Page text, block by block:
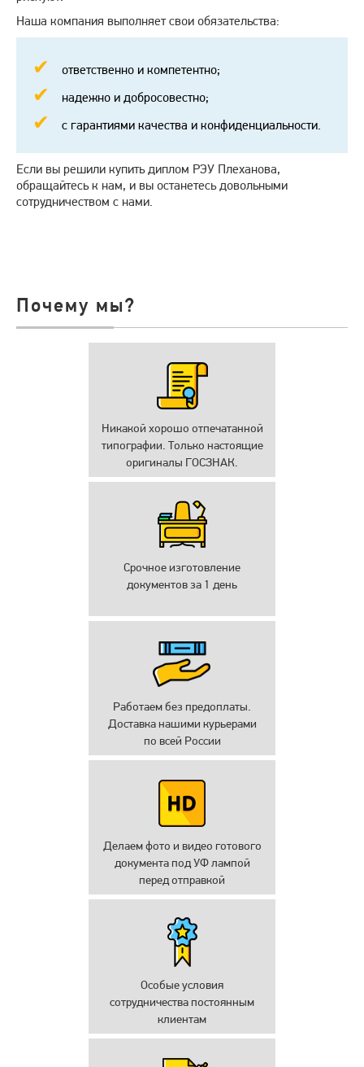
Наша компания выполняет свои обязательства:
ответственно и компетентно;
надежно и добросовестно;
с гарантиями качества и конфиденциальности.
Если вы решили купить диплом РЭУ Плеханова,
обращайтесь к нам, и вы останетесь довольными
сотрудничеством с нами.
Почему мы?
Никакой хорошо отпечатанной
типографии. Только настоящие
оригиналы ГОСЗНАК.
Срочное изготовление
документов за 1 день
Работаем без предоплаты.
Доставка нашими курьерами
по всей России
Делаем фото и видео готового
документа под УФ лампой
перед отправкой
Особые условия
сотрудничества постоянным
клиентам